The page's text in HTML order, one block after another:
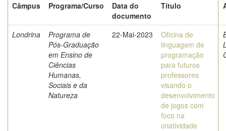
Câmpus
Programa/Curso
Data do
documento
Título
Londrina
Programa de
Pós-Graduação
em Ensino de
Ciências
Humanas,
Sociais e da
Natureza
22-Mai-2023
Oficina de
linguagem de
programação
para futuros
professores
visando o
desenvolvimento
de jogos com
foco na
criatividade